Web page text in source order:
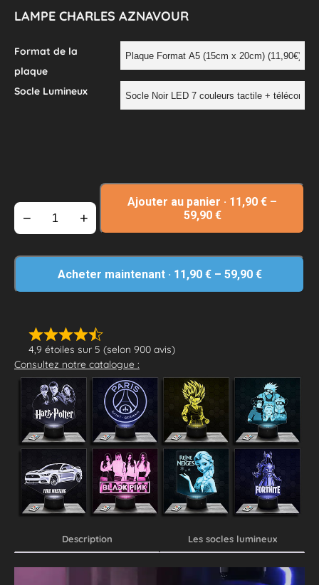
LAMPE CHARLES AZNAVOUR
4,9 étoiles sur 5 (selon 900 avis)
Consultez notre catalogue :
Format de la
plaque
Socle Lumineux
− +
Ajouter au panier · 11,90 € –
59,90 €
Acheter maintenant · 11,90 €– 59,90 €
Description Les socles lumineux